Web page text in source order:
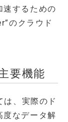
速するための
のクラウド
要機能
、実際のド
度なデータ解